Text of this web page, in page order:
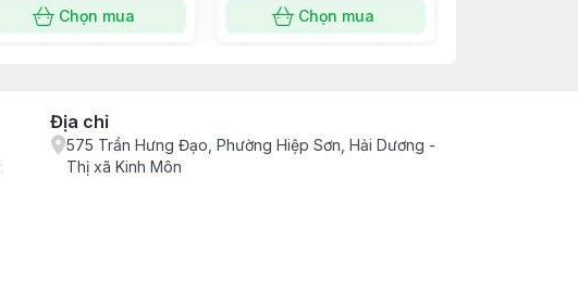
Chọn mua Chọn mua
Địa chỉ
575 Trần Hưng Đạo, Phường Hiệp Sơn, Hải Dương -
Thị xã Kinh Môn